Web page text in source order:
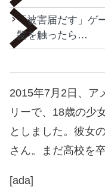
「被害届だす」ゲ
髪を触ったら…
2015年7月2日、ア
リーで、18歳の少
としました。彼女
さん。まだ高校を
[ada]